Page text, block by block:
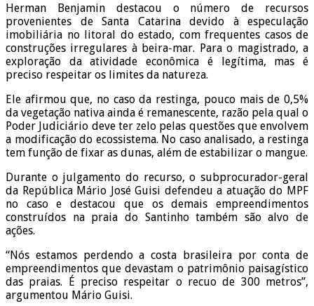
Herman Benjamin destacou o número de recursos
provenientes de Santa Catarina devido à especulação
imobiliária no litoral do estado, com frequentes casos de
construções irregulares à beira-mar. Para o magistrado, a
exploração da atividade econômica é legítima, mas é
preciso respeitar os limites da natureza.
Ele afirmou que, no caso da restinga, pouco mais de 0,5%
da vegetação nativa ainda é remanescente, razão pela qual o
Poder Judiciário deve ter zelo pelas questões que envolvem
a modificação do ecossistema. No caso analisado, a restinga
tem função de fixar as dunas, além de estabilizar o mangue.
Durante o julgamento do recurso, o subprocurador-geral
da República Mário José Guisi defendeu a atuação do MPF
no caso e destacou que os demais empreendimentos
construídos na praia do Santinho também são alvo de
ações.
“Nós estamos perdendo a costa brasileira por conta de
empreendimentos que devastam o patrimônio paisagístico
das praias. É preciso respeitar o recuo de 300 metros”,
argumentou Mário Guisi.